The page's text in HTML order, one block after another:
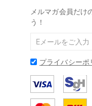
メルマガ会員だけ
う！
プライバシーポ